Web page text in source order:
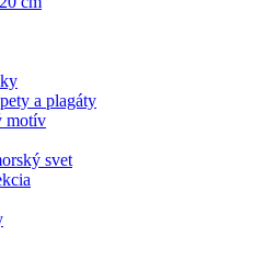
a plagáty
motív
svet